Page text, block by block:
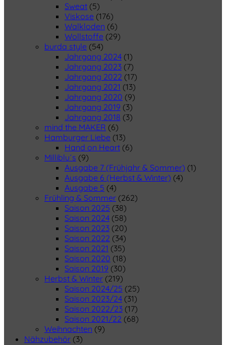
Sweat (5)
Viskose (176)
Walkloden (6)
Wollstoffe (29)
burda style (54)
Jahrgang 2024 (1)
Jahrgang 2023 (7)
Jahrgang 2022 (17)
Jahrgang 2021 (13)
Jahrgang 2020 (9)
Jahrgang 2019 (3)
Jahrgang 2018 (3)
mind the MAKER (6)
Hamburger Liebe (13)
Hand on Heart (6)
Milliblu´s (9)
Ausgabe 7 (Frühjahr & Sommer) (1)
Ausgabe 6 (Herbst & Winter) (4)
Ausgabe 5 (4)
Frühling & Sommer (262)
Saison 2025 (38)
Saison 2024 (58)
Saison 2023 (20)
Saison 2022 (34)
Saison 2021 (35)
Saison 2020 (18)
Saison 2019 (30)
Herbst & Winter (219)
Saison 2024/25 (25)
Saison 2023/24 (31)
Saison 2022/23 (17)
Saison 2021/22 (68)
Weihnachten (9)
Nähzubehör (3)